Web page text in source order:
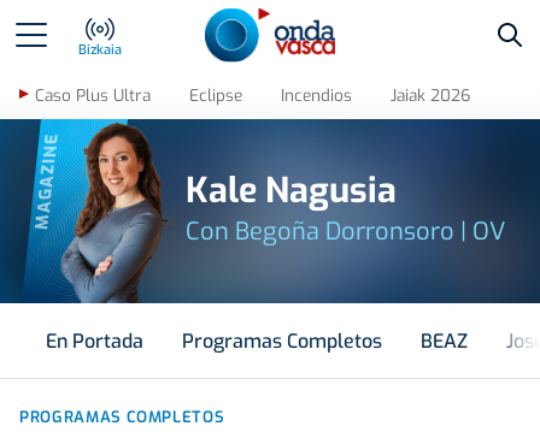
Bizkaia
Caso Plus Ultra Eclipse Incendios Jaiak 2026
MAGAZINE Kale Nagusia
Con Begoña Dorronsoro | OV
En Portada Programas Completos BEAZ
PROGRAMAS COMPLETOS